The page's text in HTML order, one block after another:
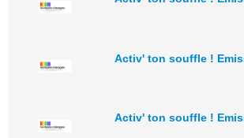
Activ' ton souffle !
Activ' ton souffle !